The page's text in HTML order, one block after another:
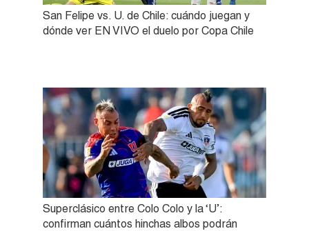
San Felipe vs. U. de Chile: cuándo juegan y
dónde ver EN VIVO el duelo por Copa Chile
Superclásico entre Colo Colo y la ‘U’:
confirman cuántos hinchas albos podrán